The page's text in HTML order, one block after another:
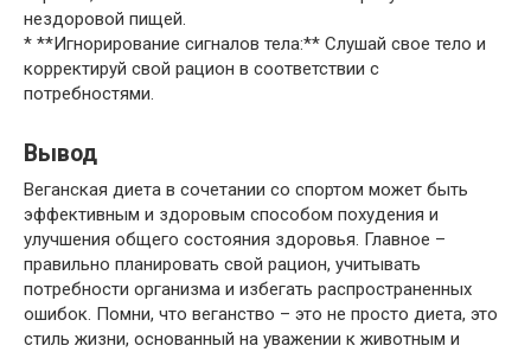
нездоровой пищей.
* **Игнорирование сигналов тела:** Слушай свое тело и
корректируй свой рацион в соответствии с
потребностями.
Вывод
Веганская диета в сочетании со спортом может быть
эффективным и здоровым способом похудения и
улучшения общего состояния здоровья. Главное –
правильно планировать свой рацион, учитывать
потребности организма и избегать распространенных
ошибок. Помни, что веганство – это не просто диета, это
стиль жизни, основанный на уважении к животным и